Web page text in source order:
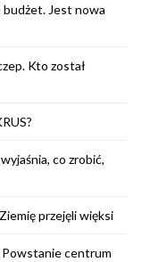
budżet. Jest nowa
Kto został
co zrobić,
przejęli więksi
Powstanie centrum